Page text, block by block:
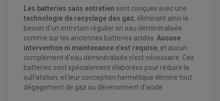
CLIGNOTANT TYPE ORIGINE
DÉMARREUR
ECLAIRAGE MOTO
FEUX ADDITIONNELS
KIT RECONDITIONNEMENT DEMARREUR
POMPE A ESSENCE
REDRESSEUR / REGULATEUR
STATOR
ENTRETIEN MOTO
ATELIER, PADDOCK, STAND
POMPE A ESSENCE
FREINAGE
DISQUE DE FREIN AVANT
ACCESSOIRE + VISSERIE FREINAGE
PLAQUETTE DE FREIN AVANT
PLAQUETTE DE FREIN ARRIERE
MAÎTRE CYLINDRE
PIPE D'ADMISSION
RADIATEUR
DURITE RADIATEUR
Les batteries sans entretien sont conçues avec une
technologie de recyclage des gaz, éliminant ainsi le
besoin d'un entretien régulier en eau déminéralisée
comme sur les anciennes batteries acides. Aucune
intervention ni maintenance n'est requise, et aucun
complément d'eau déminéralisée n'est nécessaire. Ces
batteries sont spécialement élaborées pour réduire la
sulfatation, et leur conception hermétique élimine tout
dégagement de gaz ou déversement d'acide.